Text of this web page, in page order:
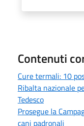
Contenuti
Cure termali: 10
Ribalta nazionale
Tedesco
Prosegue la
cani padronali